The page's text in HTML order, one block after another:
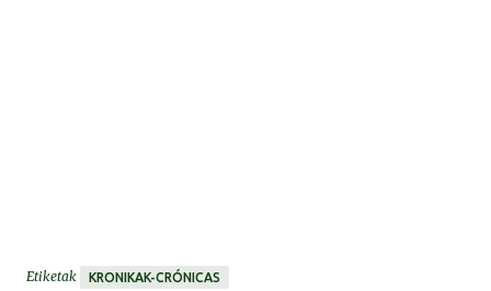
Etiketak KRONIKAK-CRÓNICAS